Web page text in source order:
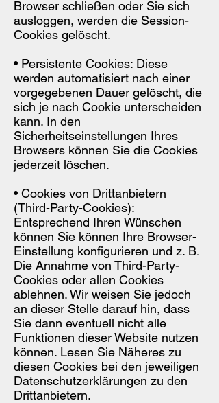
Browser schließen oder Sie sich
ausloggen, werden die Session-
Cookies gelöscht.
• Persistente Cookies: Diese
werden automatisiert nach einer
vorgegebenen Dauer gelöscht, die
sich je nach Cookie unterscheiden
kann. In den
Sicherheitseinstellungen Ihres
Browsers können Sie die Cookies
jederzeit löschen.
• Cookies von Drittanbietern
(Third-Party-Cookies):
Entsprechend Ihren Wünschen
können Sie können Ihre Browser-
Einstellung konfigurieren und z. B.
Die Annahme von Third-Party-
Cookies oder allen Cookies
ablehnen. Wir weisen Sie jedoch
an dieser Stelle darauf hin, dass
Sie dann eventuell nicht alle
Funktionen dieser Website nutzen
können. Lesen Sie Näheres zu
diesen Cookies bei den jeweiligen
Datenschutzerklärungen zu den
Drittanbietern.